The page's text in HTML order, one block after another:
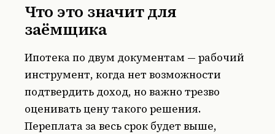
Что это значит для
заёмщика
Ипотека по двум документам — рабочий
инструмент, когда нет возможности
подтвердить доход, но важно трезво
оценивать цену такого решения.
Переплата за весь срок будет выше,